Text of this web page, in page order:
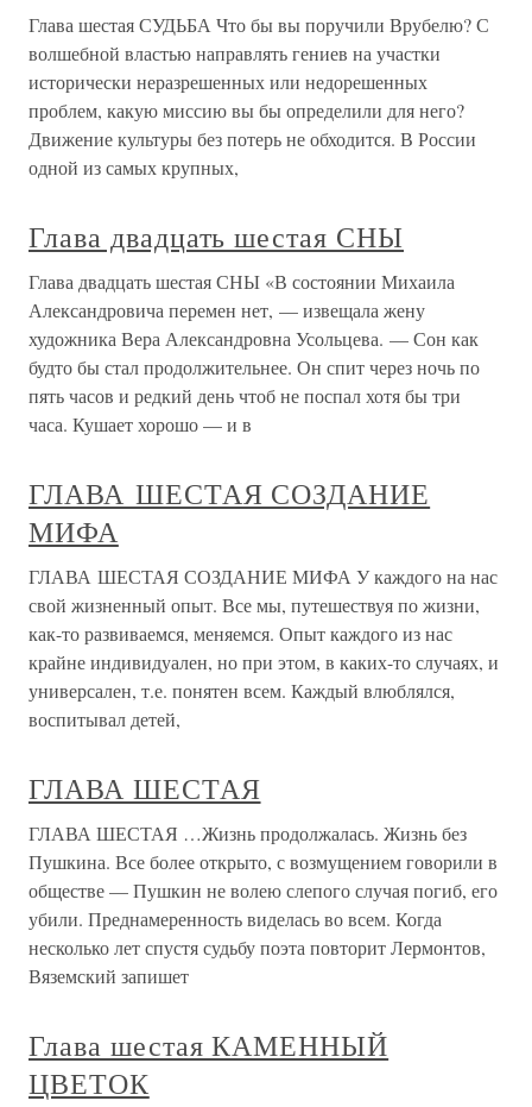
Глава шестая СУДЬБА Что бы вы поручили Врубелю? С
волшебной властью направлять гениев на участки
исторически неразрешенных или недорешенных
проблем, какую миссию вы бы определили для него?
Движение культуры без потерь не обходится. В России
одной из самых крупных,
Глава двадцать шестая СНЫ
Глава двадцать шестая СНЫ «В состоянии Михаила
Александровича перемен нет, — извещала жену
художника Вера Александровна Усольцева. — Сон как
будто бы стал продолжительнее. Он спит через ночь по
пять часов и редкий день чтоб не поспал хотя бы три
часа. Кушает хорошо — и в
ГЛАВА ШЕСТАЯ СОЗДАНИЕ
МИФА
ГЛАВА ШЕСТАЯ СОЗДАНИЕ МИФА У каждого на нас
свой жизненный опыт. Все мы, путешествуя по жизни,
как-то развиваемся, меняемся. Опыт каждого из нас
крайне индивидуален, но при этом, в каких-то случаях, и
универсален, т.е. понятен всем. Каждый влюблялся,
воспитывал детей,
ГЛАВА ШЕСТАЯ
ГЛАВА ШЕСТАЯ …Жизнь продолжалась. Жизнь без
Пушкина. Все более открыто, с возмущением говорили в
обществе — Пушкин не волею слепого случая погиб, его
убили. Преднамеренность виделась во всем. Когда
несколько лет спустя судьбу поэта повторит Лермонтов,
Вяземский запишет
Глава шестая КАМЕННЫЙ
ЦВЕТОК